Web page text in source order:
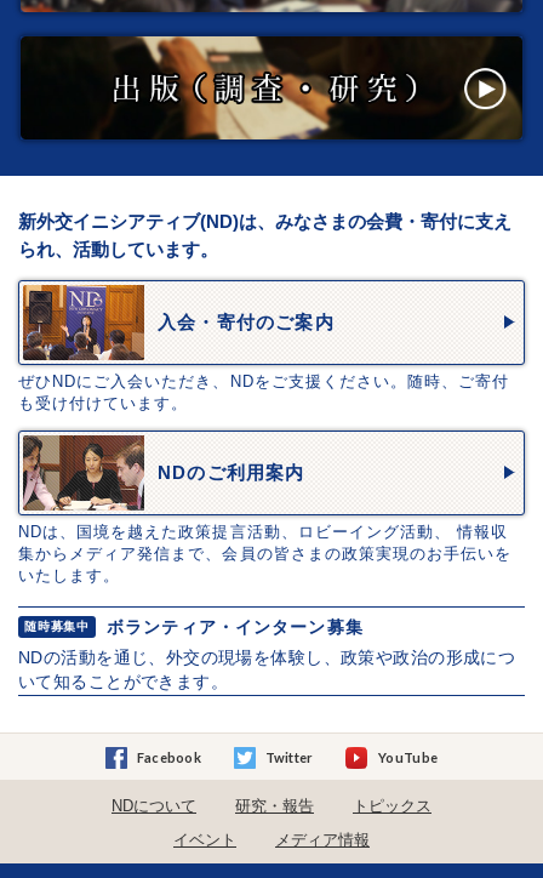
新外交イニシアティブ(ND)は、みなさまの会費・寄付に支え
られ、活動しています。
入会・寄付のご案内
ぜひNDにご入会いただき、NDをご支援ください。随時、ご寄付
も受け付けています。
NDのご利用案内
NDは、国境を越えた政策提言活動、ロビーイング活動、 情報収
集からメディア発信まで、会員の皆さまの政策実現のお手伝いを
いたします。
随時募集中
ボランティア・インターン募集
NDの活動を通じ、外交の現場を体験し、政策や政治の形成につ
いて知ることができます。
Facebook Twitter YouTube
NDについて 研究・報告
トピックス
イベント
メディア情報